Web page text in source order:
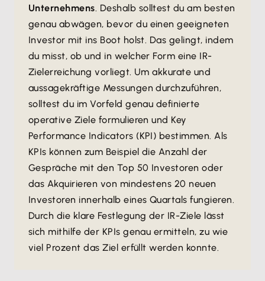
Unternehmens. Deshalb solltest du am besten
genau abwägen, bevor du einen geeigneten
Investor mit ins Boot holst. Das gelingt, indem
du misst, ob und in welcher Form eine IR-
Zielerreichung vorliegt. Um akkurate und
aussagekräftige Messungen durchzuführen,
solltest du im Vorfeld genau definierte
operative Ziele formulieren und Key
Performance Indicators (KPI) bestimmen. Als
KPIs können zum Beispiel die Anzahl der
Gespräche mit den Top 50 Investoren oder
das Akquirieren von mindestens 20 neuen
Investoren innerhalb eines Quartals fungieren.
Durch die klare Festlegung der IR-Ziele lässt
sich mithilfe der KPIs genau ermitteln, zu wie
viel Prozent das Ziel erfüllt werden konnte.